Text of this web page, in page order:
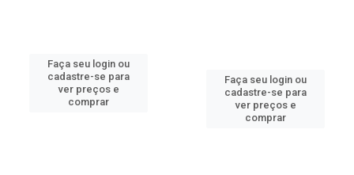
Faça seu login ou
cadastre-se para
ver preços e
comprar
Faça seu login ou
cadastre-se para
ver preços e
comprar